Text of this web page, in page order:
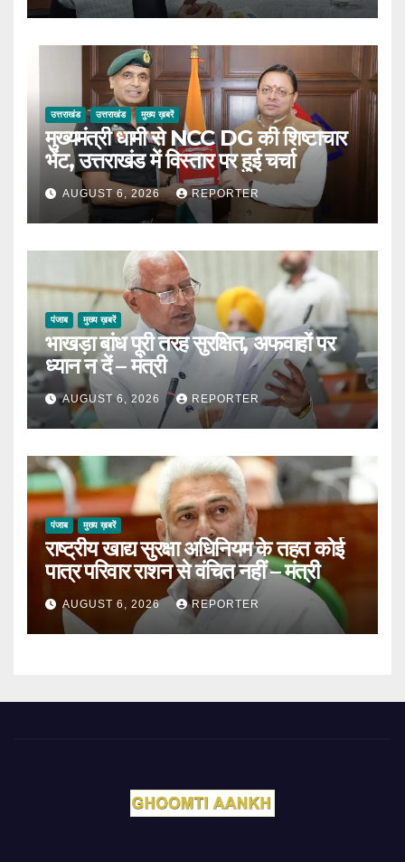
उत्तराखंड उत्तराखंड मुख्य ख़बरें
मुख्यमंत्री धामी से NCC DG की शिष्टाचार
भेंट, उत्तराखंड में विस्तार पर हुई चर्चा
AUGUST 6, 2026 REPORTER
पंजाब मुख्य ख़बरें
भाखड़ा बांध पूरी तरह सुरक्षित, अफवाहों पर
ध्यान न दें – मंत्री
AUGUST 6, 2026 REPORTER
पंजाब मुख्य ख़बरें
राष्ट्रीय खाद्य सुरक्षा अधिनियम के तहत कोई
पात्र परिवार राशन से वंचित नहीं – मंत्री
AUGUST 6, 2026 REPORTER